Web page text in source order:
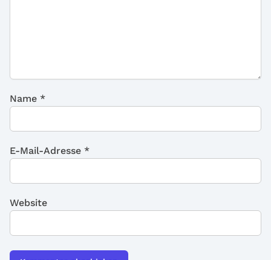
Name *
E-Mail-Adresse *
Website